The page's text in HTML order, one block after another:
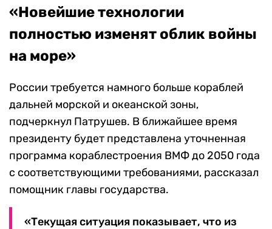
«Новейшие технологии
полностью изменят облик войны
на море»
России требуется намного больше кораблей
дальней морской и океанской зоны,
подчеркнул Патрушев. В ближайшее время
президенту будет представлена уточненная
программа кораблестроения ВМФ до 2050 года
с соответствующими требованиями, рассказал
помощник главы государства.
«Текущая ситуация показывает, что из